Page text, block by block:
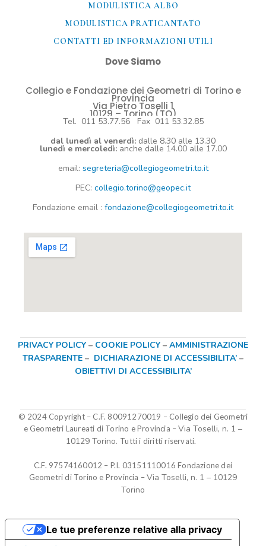
MODULISTICA ALBO
MODULISTICA PRATICANTATO
CONTATTI ED INFORMAZIONI UTILI​
Dove Siamo
Collegio e Fondazione dei Geometri di Torino e
Provincia
Via Pietro Toselli 1
10129 – Torino (TO)
Tel. 011 53.77.56 Fax 011 53.32.85
dal lunedì al venerdì: dalle 8.30 alle 13.30
lunedì e mercoledì: anche dalle 14.00 alle 17.00
email: segreteria@collegiogeometri.to.it
PEC: collegio.torino@geopec.it
Fondazione email : fondazione@collegiogeometri.to.it
PRIVACY POLICY – COOKIE POLICY – AMMINISTRAZIONE
TRASPARENTE – DICHIARAZIONE DI ACCESSIBILITA’ –
OBIETTIVI DI ACCESSIBILITA’
© 2024 Copyright – C.F. 80091270019 – Collegio dei Geometri
e Geometri Laureati di Torino e Provincia –Via Toselli, n. 1 –
10129 Torino. Tutti i diritti riservati.
C.F. 97574160012 – P.I. 03151110016Fondazione dei
Geometri di Torino e Provincia –Via Toselli, n. 1 – 10129
Torino
Le tue preferenze relative alla privacy